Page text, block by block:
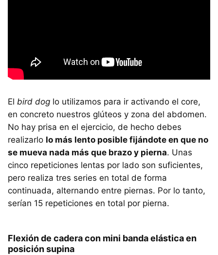
El bird dog lo utilizamos para ir activando el core,
en concreto nuestros glúteos y zona del abdomen.
No hay prisa en el ejercicio, de hecho debes
realizarlo lo más lento posible fijándote en que no
se mueva nada más que brazo y pierna. Unas
cinco repeticiones lentas por lado son suficientes,
pero realiza tres series en total de forma
continuada, alternando entre piernas. Por lo tanto,
serían 15 repeticiones en total por pierna.
Flexión de cadera con mini banda elástica en
posición supina